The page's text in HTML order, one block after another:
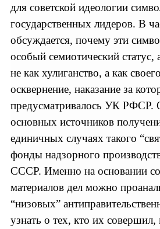
для советской идеологии
государственных лидеров. В
обсуждается, почему эти
особый семиотический статус,
не как хулиганство, а как
осквернение, наказание за
предусматривалось УК РФСР.
основных источников
единичных случаях такого
фонды надзорного
СССР. Именно на основании
материалов дел можно
“низовых”
узнать о тех, кто их совершил,